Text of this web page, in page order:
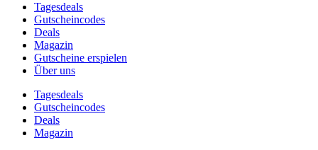
Tagesdeals
Gutscheincodes
Deals
Magazin
Gutscheine erspielen
Über uns
Tagesdeals
Gutscheincodes
Deals
Magazin